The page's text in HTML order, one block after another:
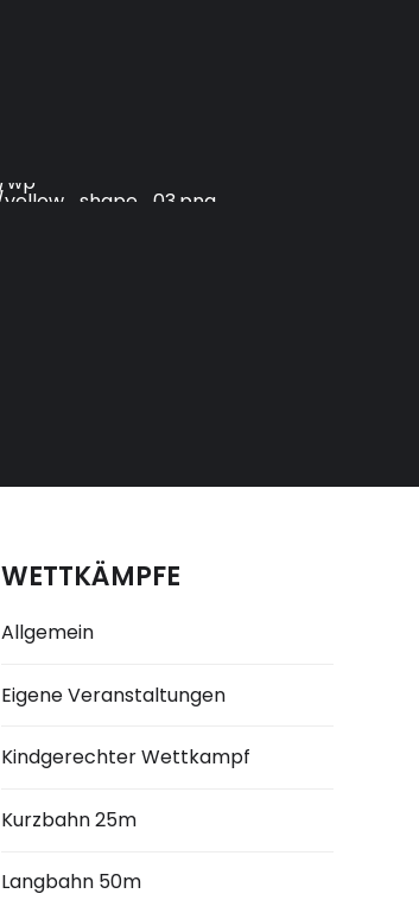
WETTKÄMPFE
Allgemein
Eigene Veranstaltungen
Kindgerechter Wettkampf
Kurzbahn 25m
Langbahn 50m